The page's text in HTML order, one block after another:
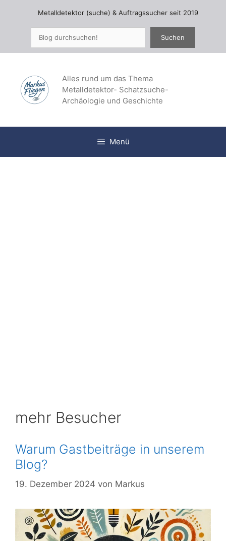
springen
Metalldetektor (suche) & Auftragssucher seit 2019
Suchen
Alles rund um das Thema
Metalldetektor- Schatzsuche-
Archäologie und Geschichte
Menü
mehr Besucher
Warum Gastbeiträge in unserem
Blog?
19. Dezember 2024 von Markus